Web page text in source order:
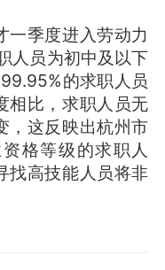
季度进入劳动力
人员为初中及以下
的求职人员
相比，求职人员无
，这反映出杭州市
格等级的求职人
找高技能人员将非